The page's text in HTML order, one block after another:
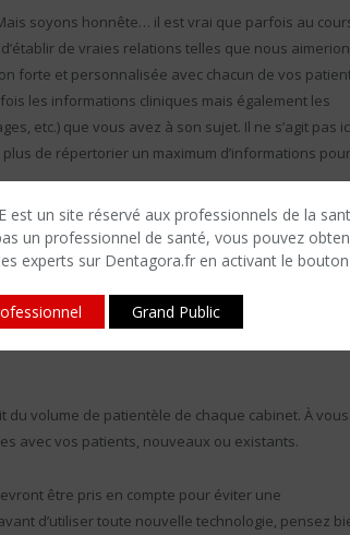
est un site réservé aux professionnels de la
un professionnel de santé, vous pouvez
experts sur Dentagora.fr en activant le bouton
Grand Public
soyons honnête… il est vrai que parfois au
de vraies relations telles que nous
forte et personnalisée avec chacun de vos
les informations cliniques mais également les
etc.) que vous avez à son sujet. Il ne s’agit pas
de répertorier un maximum d’informations
volume de patientèle de chaque cabinet. À
avec vos patients, nouveaux ou existants.
être pris en compte pour éviter une
d’utiliser toute nouvelle technologie, pensez